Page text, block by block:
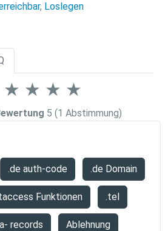
, Loslegen
★
★
★
★
5 (1 Abstimmung)
.de auth-code .de Domain
Funktionen .tel
a- records Ablehnung